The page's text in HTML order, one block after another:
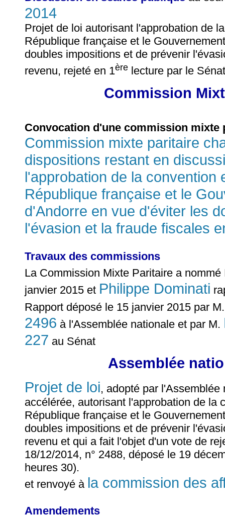
2014
Projet de loi autorisant l'approbation de
République française et le
doubles impositions et de prévenir
revenu, rejeté en 1ère lecture par le
Commission
Convocation d'une commission mixte
Commission mixte paritaire
dispositions restant en
l'approbation de la convention
République française et le
d'Andorre en vue d'éviter les
l'évasion et la fraude fiscales
Travaux des commissions
La Commission Mixte Paritaire a
janvier 2015 et Philippe Dominati
Rapport déposé le 15 janvier 2015 par
2496 à l'Assemblée nationale et par M.
227 au Sénat
Assemblée
Projet de loi, adopté par
accélérée, autorisant l'approbation de la
République française et le
doubles impositions et de prévenir
revenu et qui a fait l'objet d'un vote de
18/12/2014, n° 2488, déposé le 19
heures 30).
et renvoyé à la commission des
Amendements